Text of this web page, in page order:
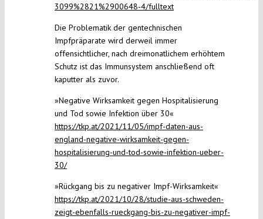
3099%2821%2900648-4/fulltext
Die Problematik der gentechnischen
Impfpräparate wird derweil immer
offensichtlicher, nach dreimonatlichem erhöhtem
Schutz ist das Immunsystem anschließend oft
kaputter als zuvor.
»Negative Wirksamkeit gegen Hospitalisierung
und Tod sowie Infektion über 30«
https://tkp.at/2021/11/05/impf-daten-aus-
england-negative-wirksamkeit-gegen-
hospitalisierung-und-tod-sowie-infektion-ueber-
30/
»Rückgang bis zu negativer Impf-Wirksamkeit«
https://tkp.at/2021/10/28/studie-aus-schweden-
zeigt-ebenfalls-rueckgang-bis-zu-negativer-impf-